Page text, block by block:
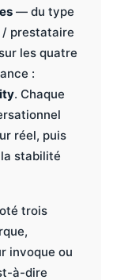
— du type
prestataire
les quatre
:
. Chaque
réel, puis
stabilité
trois
invoque ou
à-dire